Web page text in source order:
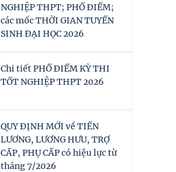
NGHIỆP THPT; PHỔ ĐIỂM;
các mốc THỜI GIAN TUYỂN
SINH ĐẠI HỌC 2026
Chi tiết PHỔ ĐIỂM KỲ THI
TỐT NGHIỆP THPT 2026
QUY ĐỊNH MỚI về TIỀN
LƯƠNG, LƯƠNG HƯU, TRỢ
CẤP, PHỤ CẤP có hiệu lực từ
tháng 7/2026